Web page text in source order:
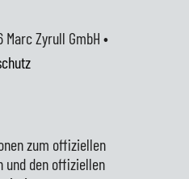
Marc Zyrull GmbH •
zum offiziellen
den offiziellen